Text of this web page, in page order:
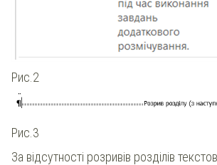
Рис.2
Рис.3
За відсутності розривів розділів